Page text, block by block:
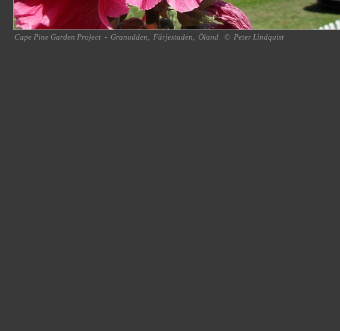
Cape Pine Garden Project - Granudden, Färjestaden, Öland © Peter Lindquist